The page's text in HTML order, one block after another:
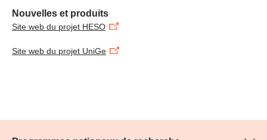
Nouvelles et produits
Site web du projet HESO
Site web du projet UniGe